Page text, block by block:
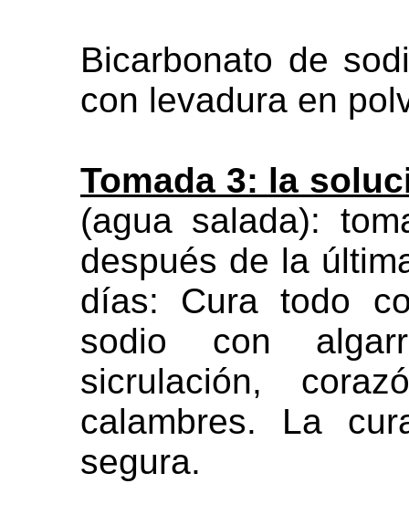
Bicarbonato de
con levadura en
Tomada 3: la
(agua salada):
después de la
días: Cura todo
sodio con
sicrulación,
calambres. La
segura.